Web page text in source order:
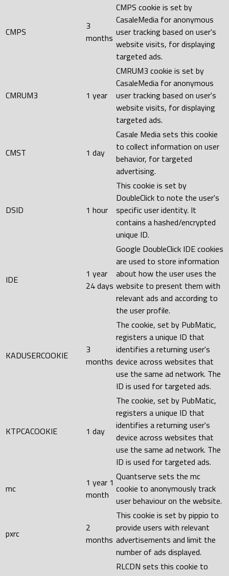
CMPS
3
months
CMPS cookie is set by
CasaleMedia for anonymous
user tracking based on user's
website visits, for displaying
targeted ads.
CMRUM3 1 year
CMRUM3 cookie is set by
CasaleMedia for anonymous
user tracking based on user's
website visits, for displaying
targeted ads.
CMST 1 day
Casale Media sets this cookie
to collect information on user
behavior, for targeted
advertising.
DSID 1 hour
This cookie is set by
DoubleClick to note the user's
specific user identity. It
contains a hashed/encrypted
unique ID.
IDE
1 year
24 days
Google DoubleClick IDE cookies
are used to store information
about how the user uses the
website to present them with
relevant ads and according to
the user profile.
KADUSERCOOKIE
3
months
The cookie, set by PubMatic,
registers a unique ID that
identifies a returning user's
device across websites that
use the same ad network. The
ID is used for targeted ads.
KTPCACOOKIE 1 day
The cookie, set by PubMatic,
registers a unique ID that
identifies a returning user's
device across websites that
use the same ad network. The
ID is used for targeted ads.
mc
1 year 1
month
Quantserve sets the mc
cookie to anonymously track
user behaviour on the website.
pxrc
2
months
This cookie is set by pippio to
provide users with relevant
advertisements and limit the
number of ads displayed.
RLCDN sets this cookie to